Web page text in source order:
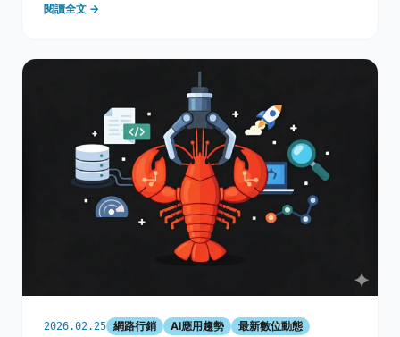
動生成貼近品牌個性的素材。無論是網站橫幅、社群貼
閱讀全文 →
2026.02.25 網路行銷 AI應用趨勢 最新數位動態